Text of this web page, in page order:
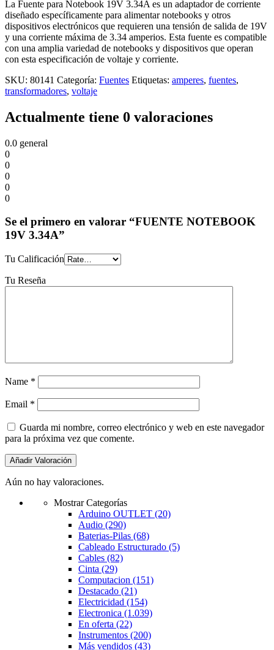
La Fuente para Notebook 19V 3.34A es un adaptador de corriente
diseñado específicamente para alimentar notebooks y otros
dispositivos electrónicos que requieren una tensión de salida de 19V
y una corriente máxima de 3.34 amperios. Esta fuente es compatible
con una amplia variedad de notebooks y dispositivos que operan
con esta especificación de voltaje y corriente.
SKU: 80141 Categoría: Fuentes Etiquetas: amperes, fuentes,
transformadores, voltaje
Actualmente tiene 0 valoraciones
0.0 general
0
0
0
0
0
Se el primero en valorar “FUENTE NOTEBOOK
19V 3.34A”
Tu Calificación
Tu Reseña
Name *
Email *
Guarda mi nombre, correo electrónico y web en este navegador
para la próxima vez que comente.
Aún no hay valoraciones.
Mostrar Categorías
Arduino OUTLET (20)
Audio (290)
Baterias-Pilas (68)
Cableado Estructurado (5)
Cables (82)
Cinta (29)
Computacion (151)
Destacado (21)
Electricidad (154)
Electronica (1.039)
En oferta (22)
Instrumentos (200)
Más vendidos (43)